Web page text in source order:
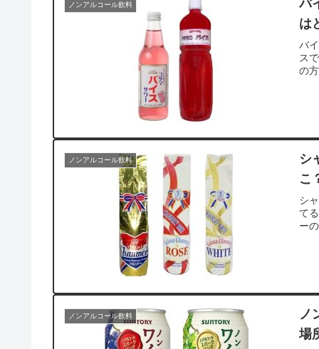
ノンアルコール飲料
バ
は
バ
ス
の
ノンアルコール飲料
シ
こ
シ
て
ー
ノンアルコール飲料
ノ
場